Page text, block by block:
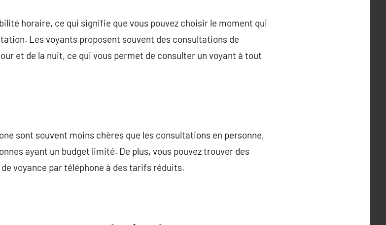
horaire, ce qui signifie que vous pouvez choisir le moment qui
Les voyants proposent souvent des consultations de
et de la nuit, ce qui vous permet de consulter un voyant à tout
sont souvent moins chères que les consultations en personne,
ayant un budget limité. De plus, vous pouvez trouver des
voyance par téléphone à des tarifs réduits.